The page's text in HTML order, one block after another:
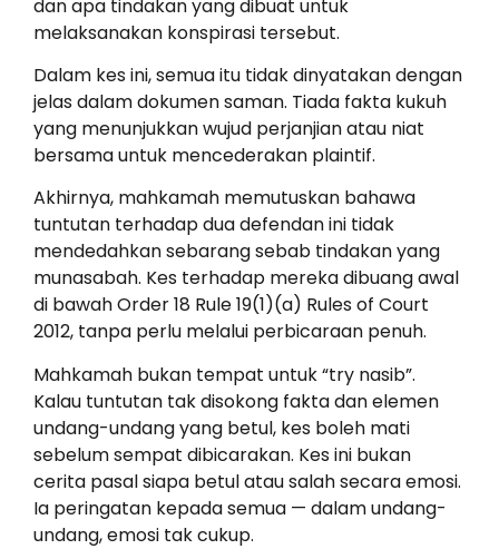
dan apa tindakan yang dibuat untuk
melaksanakan konspirasi tersebut.
Dalam kes ini, semua itu tidak dinyatakan dengan
jelas dalam dokumen saman. Tiada fakta kukuh
yang menunjukkan wujud perjanjian atau niat
bersama untuk mencederakan plaintif.
Akhirnya, mahkamah memutuskan bahawa
tuntutan terhadap dua defendan ini tidak
mendedahkan sebarang sebab tindakan yang
munasabah. Kes terhadap mereka dibuang awal
di bawah Order 18 Rule 19(1)(a) Rules of Court
2012, tanpa perlu melalui perbicaraan penuh.
Mahkamah bukan tempat untuk “try nasib”.
Kalau tuntutan tak disokong fakta dan elemen
undang-undang yang betul, kes boleh mati
sebelum sempat dibicarakan. Kes ini bukan
cerita pasal siapa betul atau salah secara emosi.
Ia peringatan kepada semua — dalam undang-
undang, emosi tak cukup.